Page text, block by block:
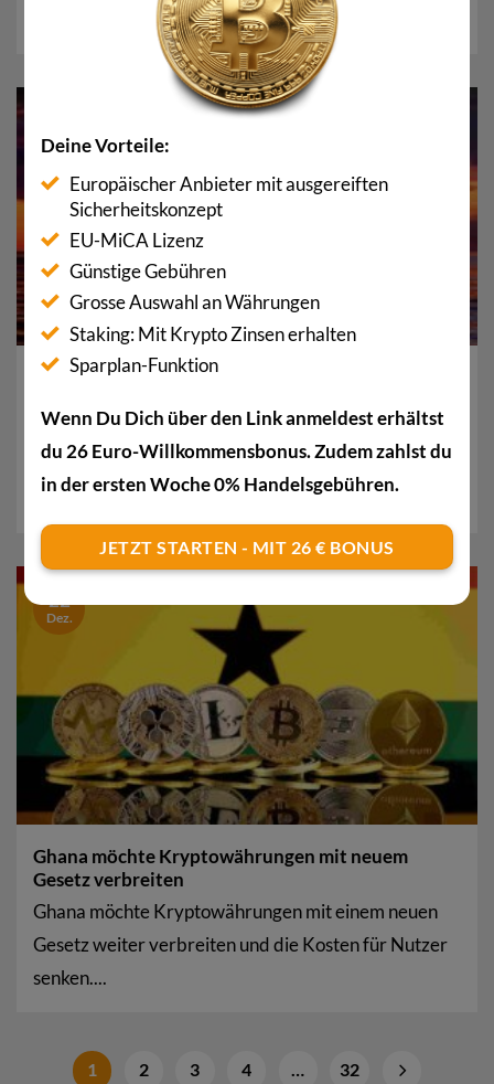
A16z: Darum werden Privacy Coins Krypto
Privacy Coins verfügen im Vergleich zum Rest des
Kryptomarktes über einen entscheidenden
Wettbewerbsvorteil, meint Ali...
Dez.
Ghana möchte Kryptowährungen mit neuem
Gesetz verbreiten
Ghana möchte Kryptowährungen mit einem neuen
Gesetz weiter verbreiten und die Kosten für Nutzer
senken....
22
Dez.
1 2 3 4 … 32
Deine Vorteile:
Europäischer Anbieter mit ausgereiften
Sicherheitskonzept
EU-MiCA Lizenz
Günstige Gebühren
Grosse Auswahl an Währungen
Staking: Mit Krypto Zinsen erhalten
Sparplan-Funktion
Wenn Du Dich über den Link anmeldest erhältst
du 26 Euro-Willkommensbonus. Zudem zahlst du
in der ersten Woche 0% Handelsgebühren.
JETZT STARTEN - MIT 26 € BONUS